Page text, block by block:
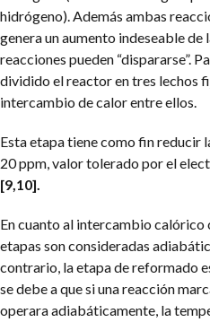
hidrógeno). Además ambas
genera un aumento indeseable de
reacciones pueden “dispararse”.
dividido el reactor en tres lechos
intercambio de calor entre ellos.
Esta etapa tiene como fin reducir
20 ppm, valor tolerado por el
[9,10].
En cuanto al intercambio calórico
etapas son consideradas
contrario, la etapa de reformado
se debe a que si una reacción
operara adiabáticamente, la